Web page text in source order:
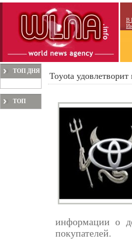
В
ТОП ДНЯ
ТОП
Toyota
информации о
покупателей.